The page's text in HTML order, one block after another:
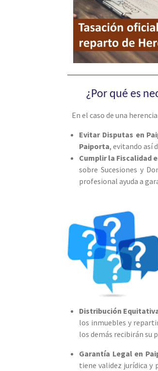
¿Por qué es
En el caso de una
Evitar Disputas en
Paiporta, evitando así
Cumplir la Fiscalidad
sobre Sucesiones y
profesional ayuda a
Distribución
los inmuebles y
los demás recibirán su
Garantía Legal en
tiene validez jurídica y